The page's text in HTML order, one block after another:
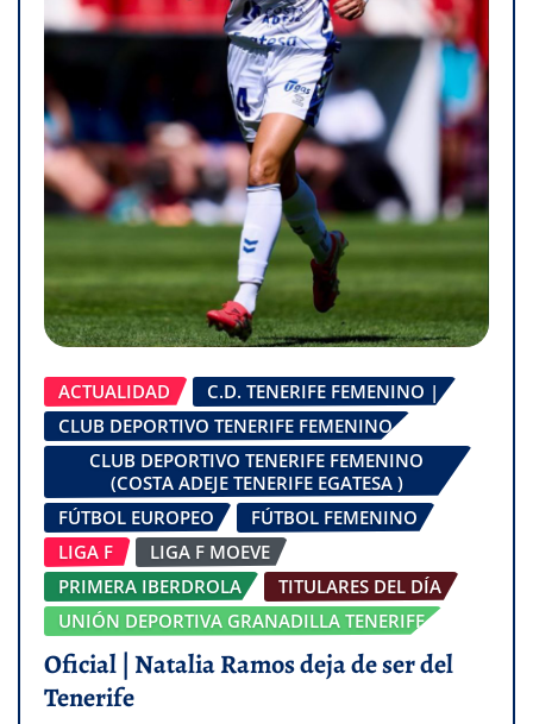
ACTUALIDAD
C.D. TENERIFE FEMENINO |
CLUB DEPORTIVO TENERIFE FEMENINO
CLUB DEPORTIVO TENERIFE FEMENINO
(COSTA ADEJE TENERIFE EGATESA )
FÚTBOL EUROPEO
FÚTBOL FEMENINO
LIGA F
LIGA F MOEVE
PRIMERA IBERDROLA
TITULARES DEL DÍA
UNIÓN DEPORTIVA GRANADILLA TENERIFE
Oficial | Natalia Ramos deja de ser del
Tenerife